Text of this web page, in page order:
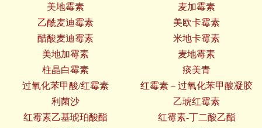
美地霉素
麦加霉素
乙酰麦迪霉素
美欧卡霉素
醋酸麦迪霉素
米地卡霉素
美地加霉素
麦地霉素
柱晶白霉素
痰美青
过氧化苯甲酸/红霉素
红霉素－过氧化苯甲酸凝胶
利菌沙
乙琥红霉素
红霉素乙基琥珀酸酯
红霉素-丁二酸乙酯